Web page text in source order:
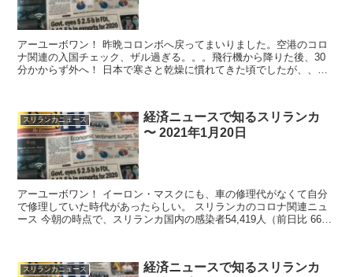
アーユーボワン！ 昨晩コロンボへ戻ってまいりました。空港のコロ
ナ関連の入国チェック、ザル過ぎる。。。飛行機から降りた後、30
分かからず外へ！ 日本で寒さと乾燥に慣れてきた頃でしたが、、、
スリランカニュース
経済ニュースで知るスリランカ
〜 2021年1月20日
アーユーボワン！ イーロン・マスクにも、車の修理代がなくて自分
で修理していた時代があったらしい。 スリランカのコロナ関連ニュ
ース 今朝の時点で、スリランカ国内の感染者54,419人（前日比 669
スリランカニュース
経済ニュースで知るスリランカ